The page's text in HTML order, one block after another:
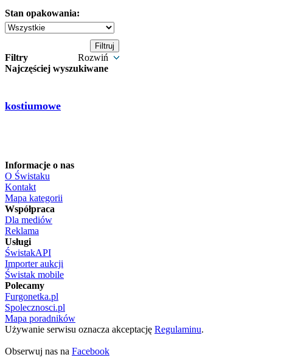
Stan opakowania:
Filtry
Rozwiń
Najczęściej wyszukiwane
kostiumowe
Informacje o nas
O Świstaku
Kontakt
Mapa kategorii
Współpraca
Dla mediów
Reklama
Usługi
ŚwistakAPI
Importer aukcji
Świstak mobile
Polecamy
Furgonetka.pl
Spolecznosci.pl
Mapa poradników
Używanie serwisu oznacza akceptację Regulaminu.
Obserwuj nas na Facebook